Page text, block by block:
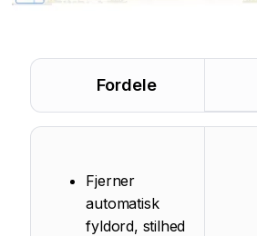
Fordele
Fjerner
automatisk
fyldord, stilhed